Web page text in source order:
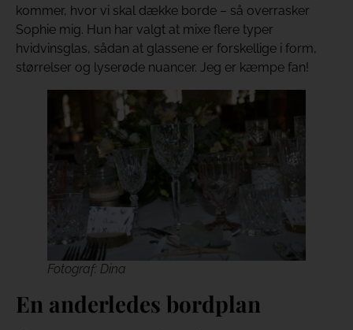
kommer, hvor vi skal dække borde – så overrasker
Sophie mig. Hun har valgt at mixe flere typer
hvidvinsglas, sådan at glassene er forskellige i form,
størrelser og lyserøde nuancer. Jeg er kæmpe fan!
Fotograf: Dina
En anderledes bordplan